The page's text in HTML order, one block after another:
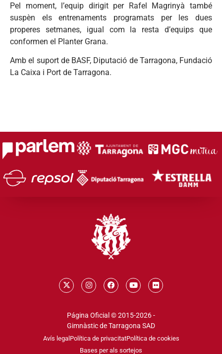
Pel moment, l’equip dirigit per Rafel Magrinyà també
suspèn els entrenaments programats per les dues
properes setmanes, igual com la resta d’equips que
conformen el Planter Grana.
Amb el suport de BASF, Diputació de Tarragona, Fundació
La Caixa i Port de Tarragona.
Página Oficial © 2015-2026 -
Gimnàstic de Tarragona SAD
Avís legalPolítica de privacitatPolítica de cookies
Bases per als sortejos